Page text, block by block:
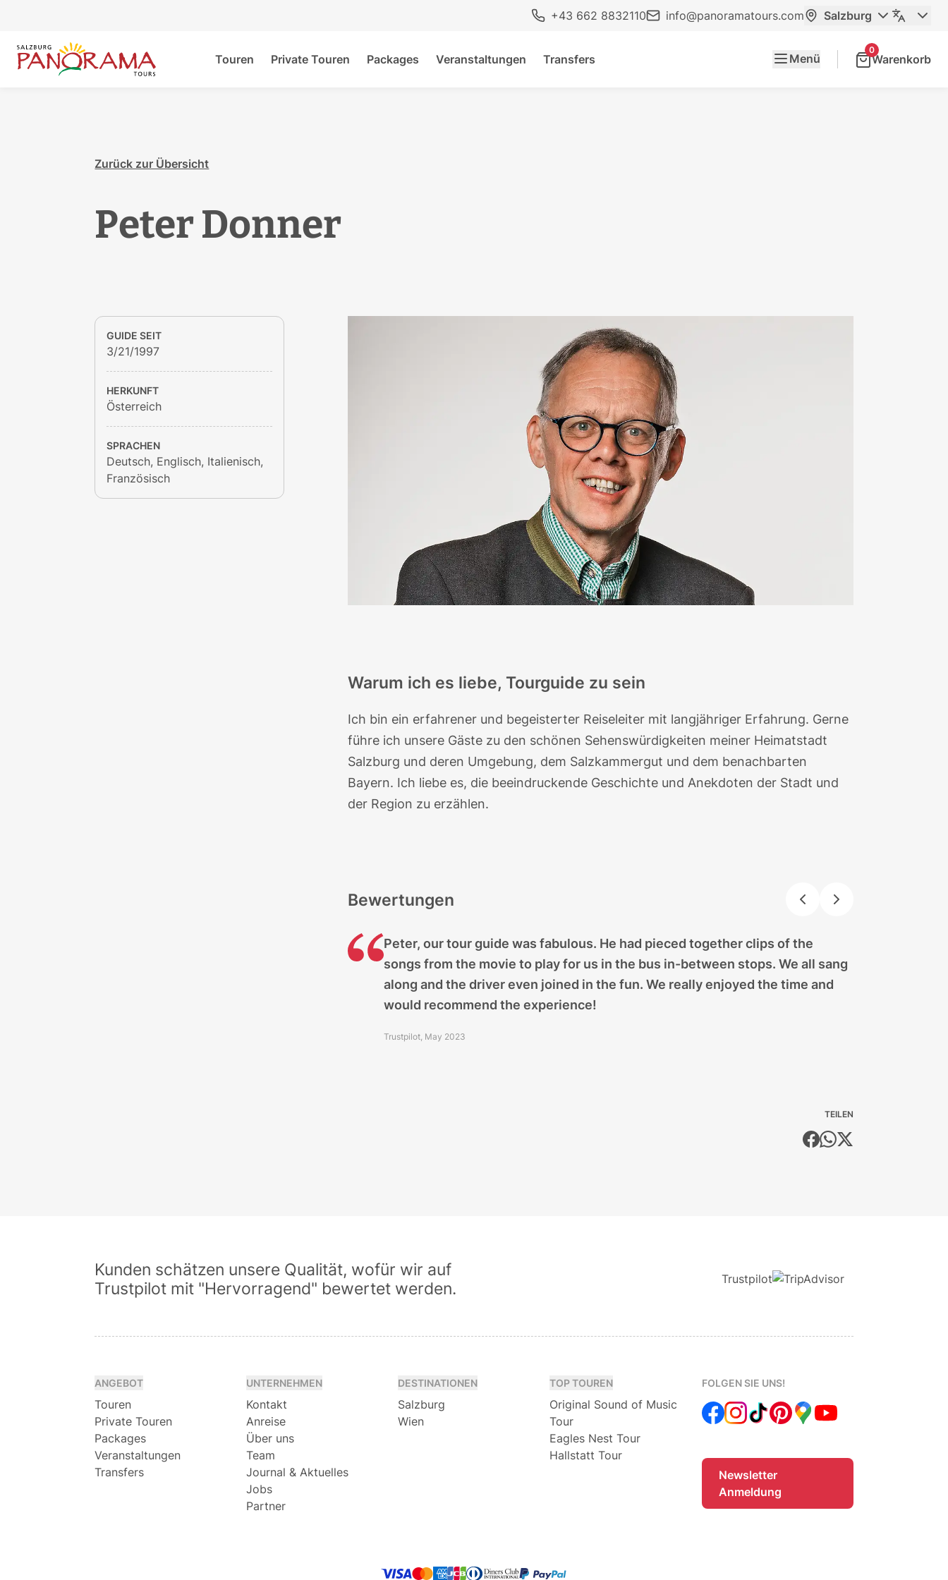
+43 662 8832110 info@panoramatours.com Salzburg
Touren Private Touren Packages Veranstaltungen Transfers Menü
0
Warenkorb
Zurück zur Übersicht
Peter Donner
GUIDE SEIT
3/21/1997
HERKUNFT
Österreich
SPRACHEN
Deutsch, Englisch, Italienisch,
Französisch
Warum ich es liebe, Tourguide zu sein
Ich bin ein erfahrener und begeisterter Reiseleiter mit langjähriger Erfahrung. Gerne
führe ich unsere Gäste zu den schönen Sehenswürdigkeiten meiner Heimatstadt
Salzburg und deren Umgebung, dem Salzkammergut und dem benachbarten
Bayern. Ich liebe es, die beeindruckende Geschichte und Anekdoten der Stadt und
der Region zu erzählen.
Bewertungen
Peter, our tour guide was fabulous. He had pieced together clips of the
songs from the movie to play for us in the bus in-between stops. We all sang
along and the driver even joined in the fun. We really enjoyed the time and
would recommend the experience!
Trustpilot, May 2023
TEILEN
Kunden schätzen unsere Qualität, wofür wir auf
Trustpilot mit "Hervorragend" bewertet werden.
Trustpilot
ANGEBOT
Touren
Private Touren
Packages
Veranstaltungen
Transfers
UNTERNEHMEN
Kontakt
Anreise
Über uns
Team
Journal & Aktuelles
Jobs
Partner
DESTINATIONEN
Salzburg
Wien
TOP TOUREN
Original Sound of Music
Tour
Eagles Nest Tour
Hallstatt Tour
FOLGEN SIE UNS!
Newsletter
Anmeldung